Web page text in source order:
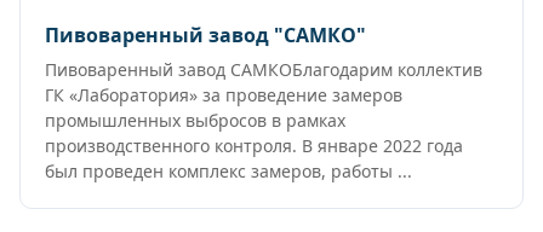
Пивоваренный завод "САМКО"
Пивоваренный завод САМКОБлагодарим коллектив
ГК «Лаборатория» за проведение замеров
промышленных выбросов в рамках
производственного контроля. В январе 2022 года
был проведен комплекс замеров, работы ...